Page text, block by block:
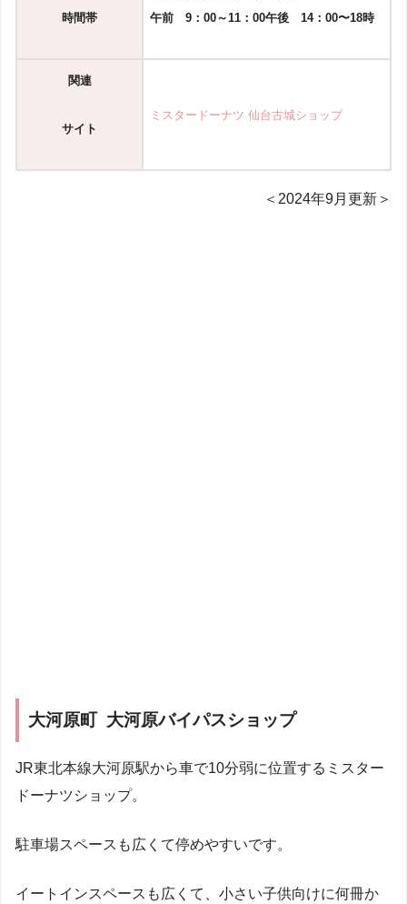
時間帯
午前 9：00～11：00午後 14：00〜18時
関連
サイト
ミスタードーナツ 仙台古城ショップ
＜2024年9月更新＞
大河原町 大河原バイパスショップ
JR東北本線大河原駅から車で10分弱に位置するミスター
ドーナツショップ。
駐車場スペースも広くて停めやすいです。
イートインスペースも広くて、小さい子供向けに何冊か